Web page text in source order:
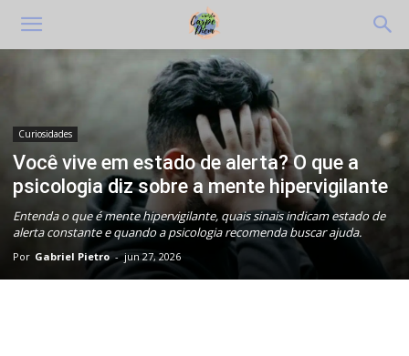
Curiosidades
Você vive em estado de alerta? O que a
psicologia diz sobre a mente hipervigilante
Entenda o que é mente hipervigilante, quais sinais indicam estado de
alerta constante e quando a psicologia recomenda buscar ajuda.
Por Gabriel Pietro - jun 27, 2026